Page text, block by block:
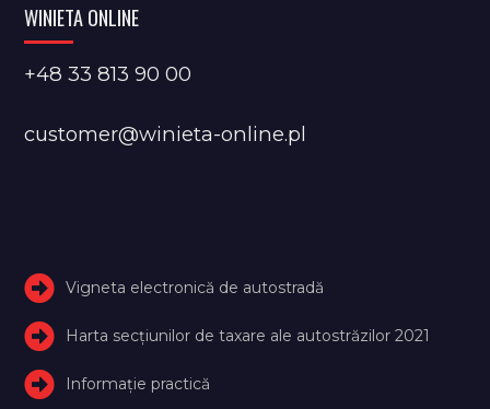
WINIETA ONLINE
+48 33 813 90 00
customer@winieta-online.pl
Vigneta electronică de autostradă
Harta secțiunilor de taxare ale autostrăzilor 2021
Informație practică